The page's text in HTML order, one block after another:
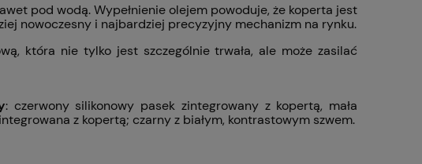
pod wodą. Wypełnienie olejem powoduje, że koperta jest
nowoczesny i najbardziej precyzyjny mechanizm na rynku.
która nie tylko jest szczególnie trwała, ale może zasilać
: czerwony silikonowy pasek zintegrowany z kopertą, mała
z kopertą; czarny z białym, kontrastowym szwem.